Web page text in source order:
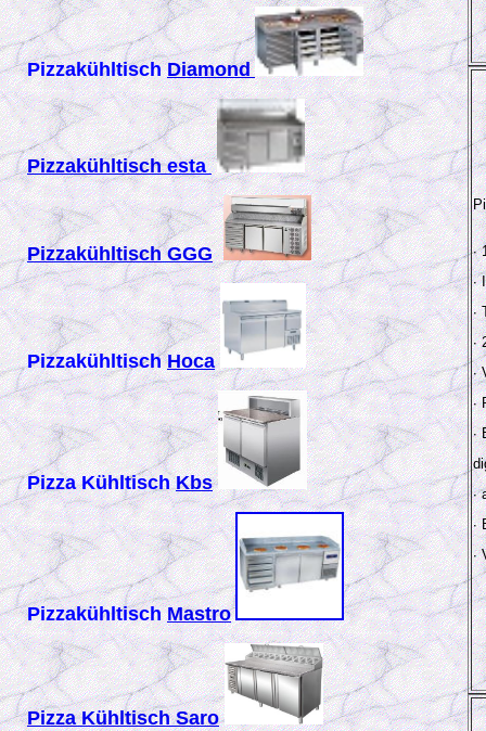
PizzakühltischDiamond
Pizzakühltischesta
Pizzakühltisch GGG
PizzakühltischHoca
Pizza KühltischKbs
PizzakühltischMastro
Pizza Kühltisch Saro
∙
∙
∙
∙
∙
∙
∙
∙
∙
∙